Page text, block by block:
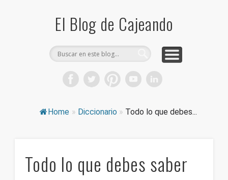
El Blog de Cajeando
Home » Diccionario » Todo lo que debes...
Todo lo que debes saber